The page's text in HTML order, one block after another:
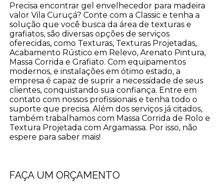
Precisa encontrar gel envelhecedor para madeira
valor Vila Curuçá? Conte com a Classic e tenha a
solução que você busca da área de texturas e
grafiatos, são diversas opções de serviços
oferecidas, como Texturas, Texturas Projetadas,
Acabamento Rústico em Relevo, Arenato Pintura,
Massa Corrida e Grafiato. Com equipamentos
modernos, e instalações em ótimo estado, a
empresa é capaz de suprir a necessidade de seus
clientes, conquistando sua confiança. Entre em
contato com nossos profissionais e tenha todo o
suporte que precisa. Além dos serviços já citados,
também trabalhamos com Massa Corrida de Rolo e
Textura Projetada com Argamassa. Por isso, não
espere para saber mais!
FAÇA UM ORÇAMENTO